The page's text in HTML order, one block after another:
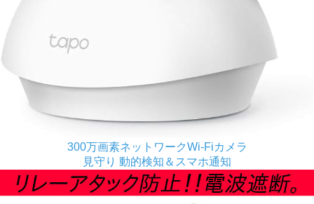
300万画素ネットワークWi-Fiカメラ
見守り 動的検知＆スマホ通知